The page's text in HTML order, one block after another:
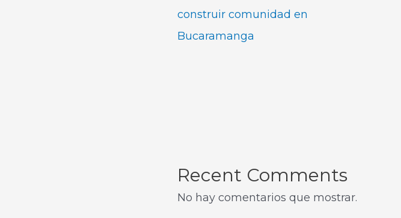
construir comunidad en
Bucaramanga
Recent Comments
No hay comentarios que mostrar.